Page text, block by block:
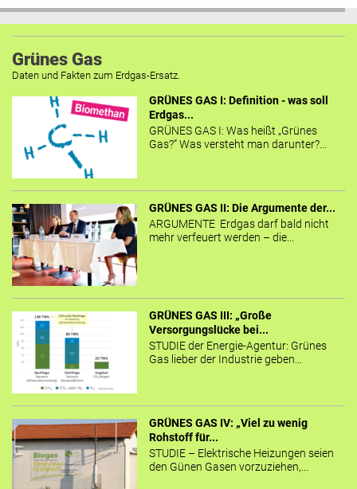
Grünes Gas
Daten und Fakten zum Erdgas-Ersatz.
GRÜNES GAS I: Definition - was soll
Erdgas...
GRÜNES GAS I: Was heißt „Grünes
Gas?“ Was versteht man darunter?...
GRÜNES GAS II: Die Argumente der...
ARGUMENTE Erdgas darf bald nicht
mehr verfeuert werden – die...
GRÜNES GAS III: „Große
Versorgungslücke bei...
STUDIE der Energie-Agentur: Grünes
Gas lieber der Industrie geben...
GRÜNES GAS IV: „Viel zu wenig
Rohstoff für...
STUDIE – Elektrische Heizungen seien
den Günen Gasen vorzuziehen,...